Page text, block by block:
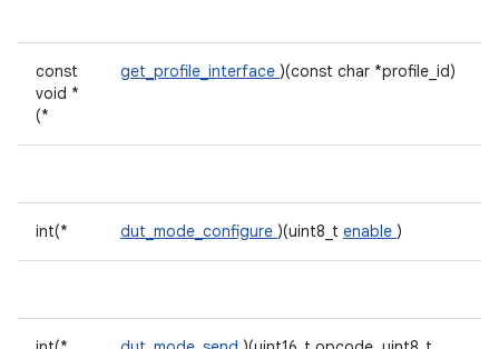
const
void *
(*
get_profile_interface )(const char *profile_id)
int(* dut_mode_configure )(uint8_t enable )